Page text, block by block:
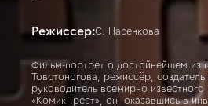
Режиссер:С. Насенкова
Фильм-портрет о достойнейшем из
Товстоногова, режиссёр,
руководитель всемирно известного
«Комик-Трест», он, оказавшись в